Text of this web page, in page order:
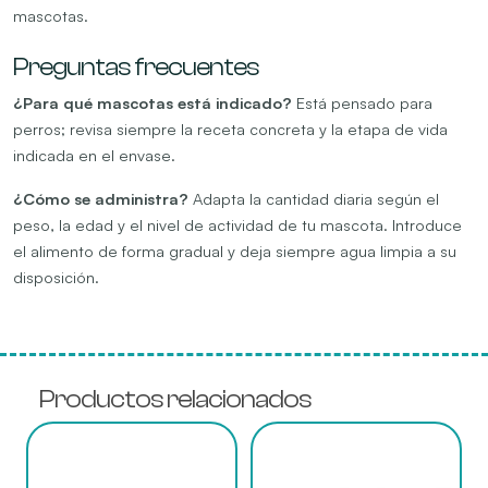
mascotas.
Preguntas frecuentes
¿Para qué mascotas está indicado? Está pensado para
perros; revisa siempre la receta concreta y la etapa de vida
indicada en el envase.
¿Cómo se administra? Adapta la cantidad diaria según el
peso, la edad y el nivel de actividad de tu mascota. Introduce
el alimento de forma gradual y deja siempre agua limpia a su
disposición.
Productos relacionados